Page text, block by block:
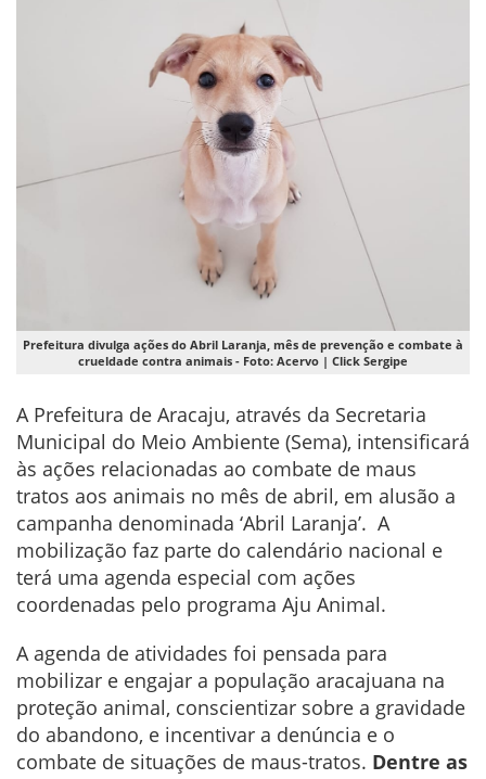
Prefeitura divulga ações do Abril Laranja, mês de prevenção e combate à
crueldade contra animais - Foto: Acervo | Click Sergipe
A Prefeitura de Aracaju, através da Secretaria
Municipal do Meio Ambiente (Sema), intensificará
às ações relacionadas ao combate de maus
tratos aos animais no mês de abril, em alusão a
campanha denominada ‘Abril Laranja’. A
mobilização faz parte do calendário nacional e
terá uma agenda especial com ações
coordenadas pelo programa Aju Animal.
A agenda de atividades foi pensada para
mobilizar e engajar a população aracajuana na
proteção animal, conscientizar sobre a gravidade
do abandono, e incentivar a denúncia e o
combate de situações de maus-tratos. Dentre as